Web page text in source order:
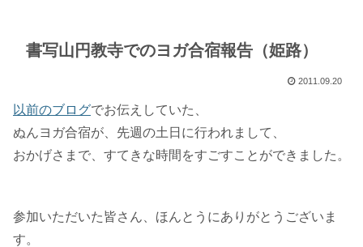
書写山円教寺でのヨガ合宿報告（姫路）
2011.09.20
以前のブログでお伝えしていた、
ぬんヨガ合宿が、先週の土日に行われまして、
おかげさまで、すてきな時間をすごすことができました。
参加いただいた皆さん、ほんとうにありがとうございま
す。